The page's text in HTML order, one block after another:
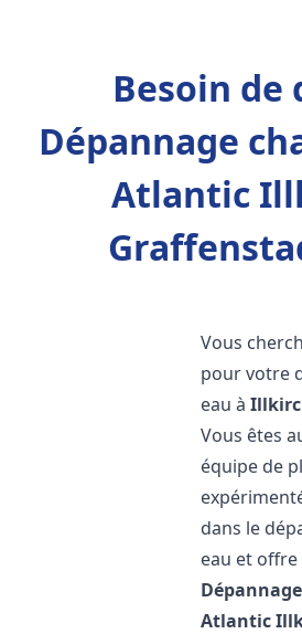
Besoin de
Dépannage
Atlantic
Vous
pour votre
eau à
Vous êtes
équipe de
dans le
eau et
Atlantic